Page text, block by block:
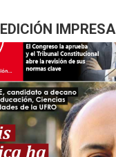
EDICIÓN IMPRESA